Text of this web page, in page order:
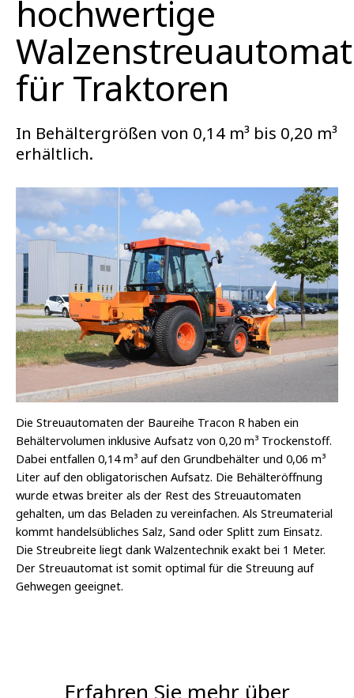
hochwertige
für Traktoren
In Behältergrößen von 0,14 m³ bis 0,20 m³
erhältlich.
Die Streuautomaten der Baureihe Tracon R haben ein
Behältervolumen inklusive Aufsatz von 0,20 m³ Trockenstoff.
Dabei entfallen 0,14 m³ auf den Grundbehälter und 0,06 m³
Liter auf den obligatorischen Aufsatz. Die Behälteröffnung
wurde etwas breiter als der Rest des Streuautomaten
gehalten, um das Beladen zu vereinfachen. Als Streumaterial
kommt handelsübliches Salz, Sand oder Splitt zum Einsatz.
Die Streubreite liegt dank Walzentechnik exakt bei 1 Meter.
Der Streuautomat ist somit optimal für die Streuung auf
Gehwegen geeignet.
Erfahren Sie mehr über